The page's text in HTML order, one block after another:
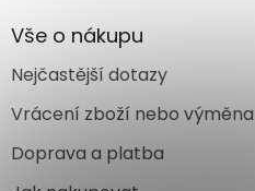
Vše o nákupu
Nejčastější dotazy
Vrácení zboží nebo výměna
Doprava a platba